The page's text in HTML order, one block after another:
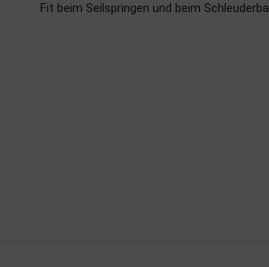
Fit beim Seilspringen und beim Schleuderball